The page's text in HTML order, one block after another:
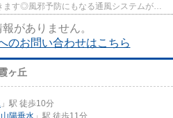
ます◎風邪予防にもなる通風システムが整
がありません。
のお問い合わせはこちら
ヶ丘
」駅 徒歩10分
山陽垂水 」駅 徒歩11分